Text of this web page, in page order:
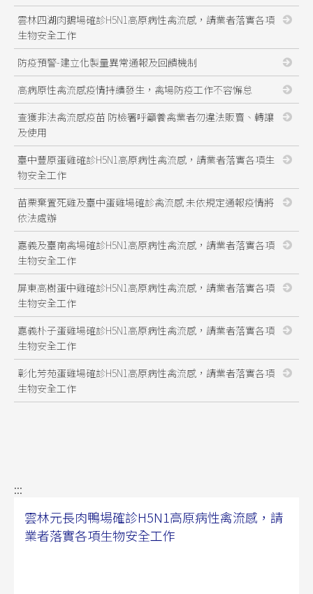
雲林四湖肉鵝場確診H5N1高原病性禽流感，請業者落實各項
生物安全工作
防疫預警-建立化製量異常通報及回饋機制
高病原性禽流感疫情持續發生，禽場防疫工作不容懈怠
查獲非法禽流感疫苗 防檢署呼籲養禽業者勿違法販賣、轉讓
及使用
臺中豐原蛋雞確診H5N1高原病性禽流感，請業者落實各項生
物安全工作
苗栗棄置死雞及臺中蛋雞場確診禽流感 未依規定通報疫情將
依法處辦
嘉義及臺南禽場確診H5N1高原病性禽流感，請業者落實各項
生物安全工作
屏東高樹蛋中雞確診H5N1高原病性禽流感，請業者落實各項
生物安全工作
嘉義朴子蛋雞場確診H5N1高原病性禽流感，請業者落實各項
生物安全工作
彰化芳苑蛋雞場確診H5N1高原病性禽流感，請業者落實各項
生物安全工作
:::
雲林元長肉鴨場確診H5N1高原病性禽流感，請
業者落實各項生物安全工作